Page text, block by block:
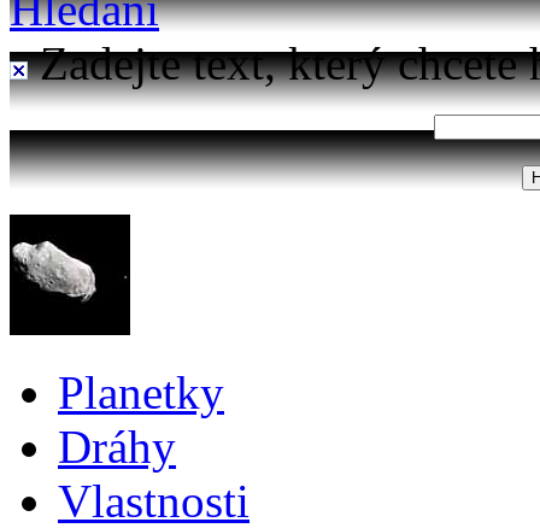
Zadejte text, který chcete
Planetky
Dráhy
Vlastnosti